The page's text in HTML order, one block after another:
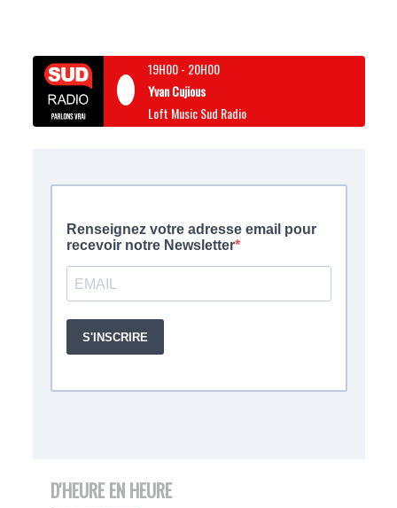
19H00- 20H00
Yvan Cujious
Loft Music Sud Radio
D'HEURE EN HEURE